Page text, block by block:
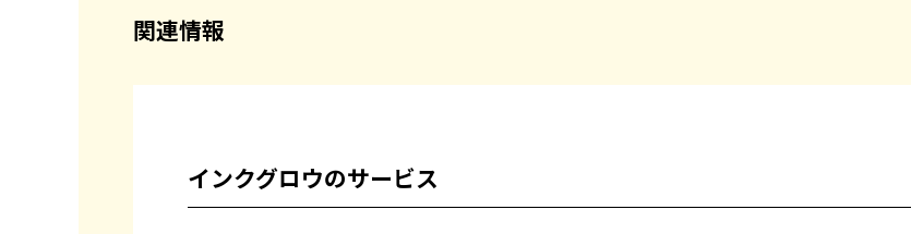
関連情報
インクグロウのサービス